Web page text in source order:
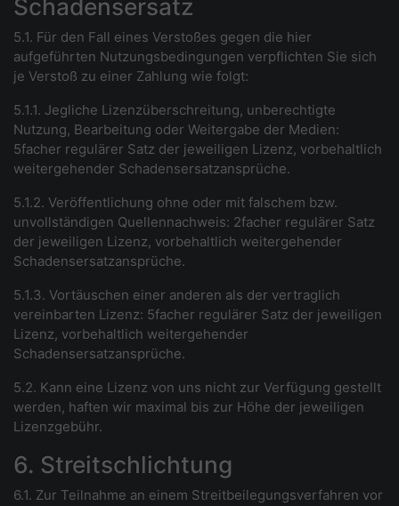
Schadensersatz
5.1. Für den Fall eines Verstoßes gegen die hier
aufgeführten Nutzungsbedingungen verpflichten Sie sich
je Verstoß zu einer Zahlung wie folgt:
5.1.1. Jegliche Lizenzüberschreitung, unberechtigte
Nutzung, Bearbeitung oder Weitergabe der Medien:
5facher regulärer Satz der jeweiligen Lizenz, vorbehaltlich
weitergehender Schadensersatzansprüche.
5.1.2. Veröffentlichung ohne oder mit falschem bzw.
unvollständigen Quellennachweis: 2facher regulärer Satz
der jeweiligen Lizenz, vorbehaltlich weitergehender
Schadensersatzansprüche.
5.1.3. Vortäuschen einer anderen als der vertraglich
vereinbarten Lizenz: 5facher regulärer Satz der jeweiligen
Lizenz, vorbehaltlich weitergehender
Schadensersatzansprüche.
5.2. Kann eine Lizenz von uns nicht zur Verfügung gestellt
werden, haften wir maximal bis zur Höhe der jeweiligen
Lizenzgebühr.
6. Streitschlichtung
6.1. Zur Teilnahme an einem Streitbeilegungsverfahren vor